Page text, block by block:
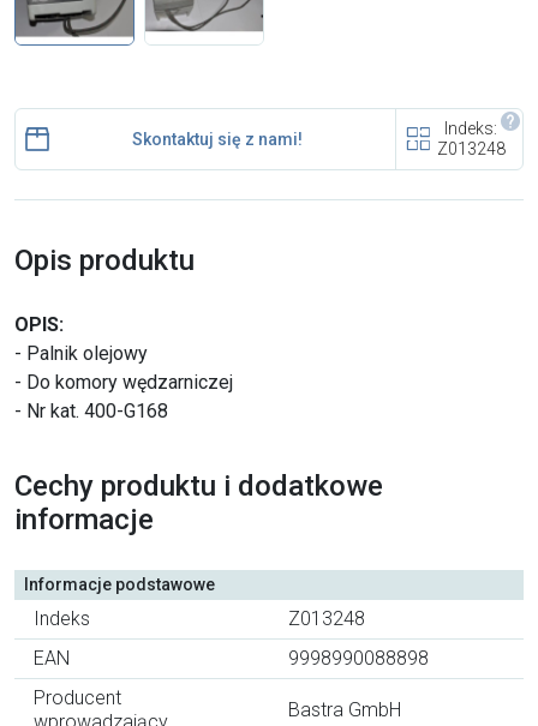
Skontaktuj się z nami
Polecany artykuł
urządzeń dla przetwórstwa
mięsnego
Skontaktuj się z nami!
Indeks:
Z013248
Opis produktu
OPIS:
- Palnik olejowy
- Do komory wędzarniczej
- Nr kat. 400-G168
Cechy produktu i dodatkowe
informacje
Informacje podstawowe
Indeks
Z013248
EAN
9998990088898
Producent
Bastra GmbH